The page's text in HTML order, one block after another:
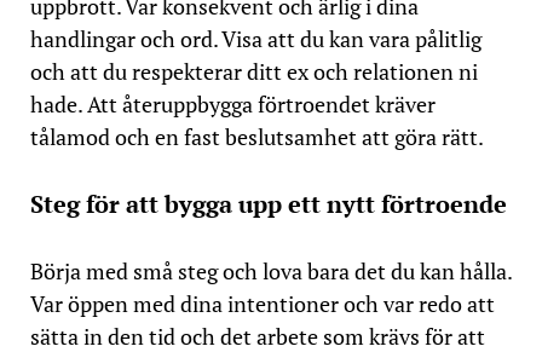
handlingar och ord. Visa att du kan vara pålitlig
och att du respekterar ditt ex och relationen ni
hade. Att återuppbygga förtroendet kräver
tålamod och en fast beslutsamhet att göra rätt.
Steg för att bygga upp ett nytt förtroende
Börja med små steg och lova bara det du kan hålla.
Var öppen med dina intentioner och var redo att
sätta in den tid och det arbete som krävs för att